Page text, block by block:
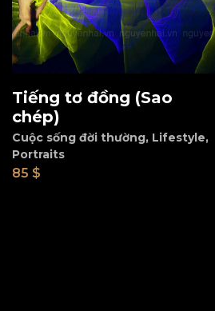
Add to cart
Tiếng tơ đồng (Sao
chép)
Cuộc sống đời thường, Lifestyle,
Portraits
85 $